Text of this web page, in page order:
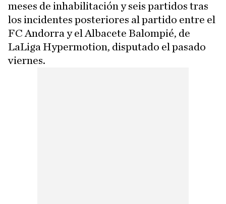
meses de inhabilitación y seis partidos tras
los incidentes posteriores al partido entre el
FC Andorra y el Albacete Balompié, de
LaLiga Hypermotion, disputado el pasado
viernes.